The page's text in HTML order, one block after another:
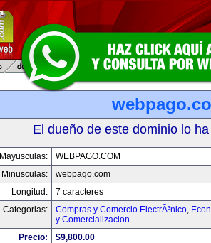
El dueño de este dominio lo
Mayusculas:
WEBPAGO.COM
Minusculas:
webpago.com
Longitud:
7 caracteres
Categorias:
Compras y Comercio ElectrÃ³nico,
y Comercializacion
Precio:
$9,800.00